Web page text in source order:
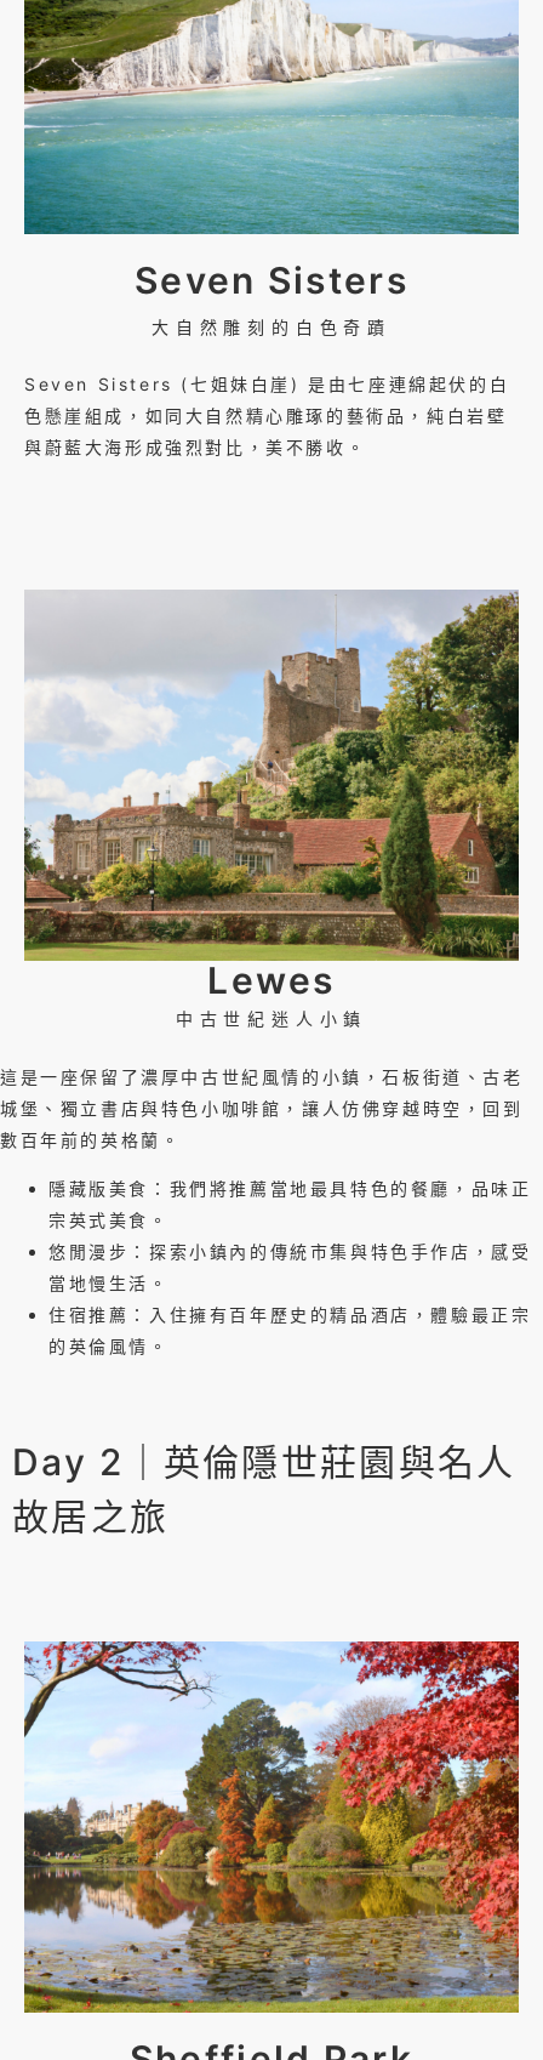
Seven Sisters
大自然雕刻的白色奇蹟
Seven Sisters (七姐妹白崖) 是由七座連綿起伏的白
色懸崖組成，如同大自然精心雕琢的藝術品，純白岩壁
與蔚藍大海形成強烈對比，美不勝收。
Lewes
中古世紀迷人小鎮
這是一座保留了濃厚中古世紀風情的小鎮，石板街道、古老
城堡、獨立書店與特色小咖啡館，讓人仿佛穿越時空，回到
數百年前的英格蘭。
隱藏版美食：我們將推薦當地最具特色的餐廳，品味正
宗英式美食。
悠閒漫步：探索小鎮內的傳統市集與特色手作店，感受
當地慢生活。
住宿推薦：入住擁有百年歷史的精品酒店，體驗最正宗
的英倫風情。
Day 2｜英倫隱世莊園與名人
故居之旅